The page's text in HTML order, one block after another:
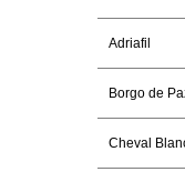
Adriafil
Borgo de
Cheval
Christel